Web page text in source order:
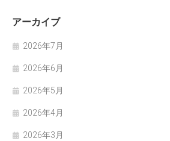
アーカイブ
2026年7月
2026年6月
2026年5月
2026年4月
2026年3月